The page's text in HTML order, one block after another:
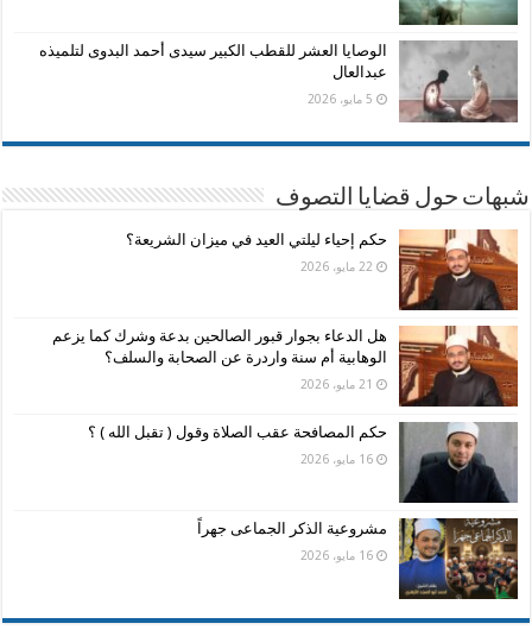
الوصايا العشر للقطب الكبير سيدى أحمد البدوى لتلميذه
عبدالعال
5 مايو، 2026
شبهات حول قضايا التصوف
حكم إحياء ليلتي العيد في ميزان الشريعة؟
22 مايو، 2026
هل الدعاء بجوار قبور الصالحين بدعة وشرك كما يزعم
الوهابية أم سنة واردرة عن الصحابة والسلف؟
21 مايو، 2026
حكم المصافحة عقب الصلاة وقول ( تقبل الله ) ؟
16 مايو، 2026
مشروعية الذكر الجماعى جهراً
16 مايو، 2026